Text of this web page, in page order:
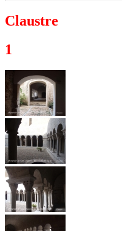
Claustre
1